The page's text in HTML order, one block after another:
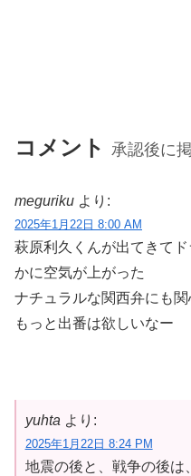
コメント 承認後に
meguriku より:
2025年1月22日 8:00 AM
萩原利久くんが出てきて
かに空気が上がった
ナチュラルな関西弁にも
もっと出番は欲しいなー
yuhta より:
2025年1月22日 8:24 PM
地震の後と、戦争の後は